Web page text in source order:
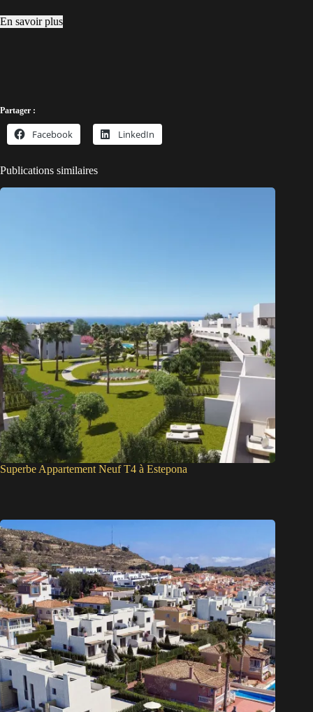
En savoir plus
Partager :
Facebook LinkedIn
Publications similaires
Superbe Appartement Neuf T4 à Estepona